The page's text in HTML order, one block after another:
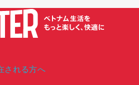
される方へ